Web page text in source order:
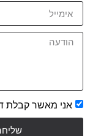
אני מאשר קבלת